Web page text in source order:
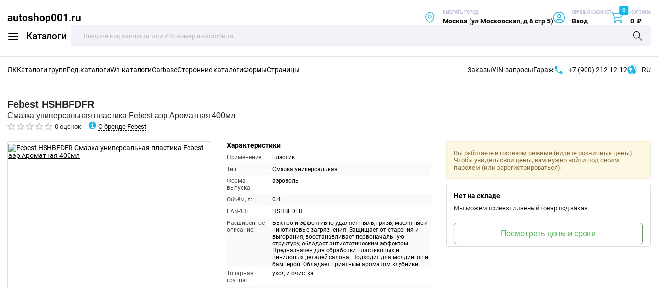
autoshop001.ru
Каталоги
ВЫБРАТЬ ГОРОД
Москва (ул Московская, д 6 стр 5)
ЛИЧНЫЙ КАБИНЕТ
Вход
0 КОРЗИНА
0 ₽
ЛККаталоги группРед.каталогиWh-каталогиCarbaseСторонние каталогиФормыСтраницы ЗаказыVIN-запросыГараж +7 (900) 212-12-12 RU
Febest HSHBFDFR
Смазка универсальная пластика Febest аэр Ароматная 400мл
0 оценок О бренде Febest
Характеристики
Применение:
пластик
Тип:
Смазка универсальная
Форма
выпуска:
аэрозоль
Объём, л:
0.4
EAN-13:
HSHBFDFR
Расширенное
описание:
Быстро и эффективно удаляет пыль, грязь, масляные и
никотиновые загрязнения. Защищает от старения и
выгорания, восстанавливает первоначальную
структуру, обладает антистатическим эффектом.
Предназначен для обработки пластиковых и
виниловых деталей салона. Подходит для молдингов и
бамперов. Обладает приятным ароматом клубники.
Товарная
группа:
уход и очистка
Вы работаете в гостевом режиме (видите розничные цены).
Чтобы увидеть свои цены, вам нужно войти под своим
паролем (или зарегистрироваться).
Нет на складе
Мы можем привезти данный товар под заказ.
Посмотреть цены и сроки